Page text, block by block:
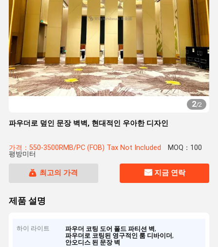
2/2
파우더로 덮인 문장 벽벽, 현대적인 우아한 디자인
가격：550-3500RMB/PC (FOB) Tax Not Included MOQ：100
평방미터
최고의 가격 지금 연락
제품 설명
하이 라이트 파우더 코팅 도어 폴드 파티션 벽,
파우더로 코팅된 영구적인 룸 디바이더,
안오디스 된 문장 벽